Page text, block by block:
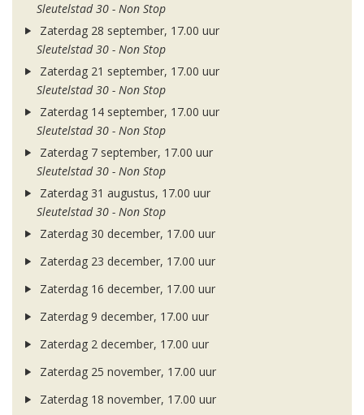
Sleutelstad 30 - Non Stop
Zaterdag 28 september, 17.00 uur
Sleutelstad 30 - Non Stop
Zaterdag 21 september, 17.00 uur
Sleutelstad 30 - Non Stop
Zaterdag 14 september, 17.00 uur
Sleutelstad 30 - Non Stop
Zaterdag 7 september, 17.00 uur
Sleutelstad 30 - Non Stop
Zaterdag 31 augustus, 17.00 uur
Sleutelstad 30 - Non Stop
Zaterdag 30 december, 17.00 uur
Zaterdag 23 december, 17.00 uur
Zaterdag 16 december, 17.00 uur
Zaterdag 9 december, 17.00 uur
Zaterdag 2 december, 17.00 uur
Zaterdag 25 november, 17.00 uur
Zaterdag 18 november, 17.00 uur